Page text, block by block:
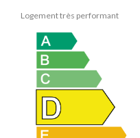
Logement très performant